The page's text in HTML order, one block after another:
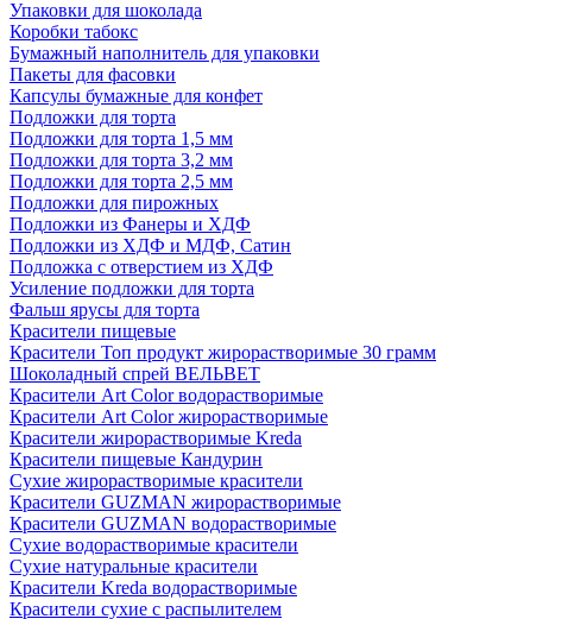
Упаковки для шоколада
Коробки табокс
Бумажный наполнитель для упаковки
Пакеты для фасовки
Капсулы бумажные для конфет
Подложки для торта
Подложки для торта 1,5 мм
Подложки для торта 3,2 мм
Подложки для торта 2,5 мм
Подложки для пирожных
Подложки из Фанеры и ХДФ
Подложки из ХДФ и МДФ, Сатин
Подложка с отверстием из ХДФ
Усиление подложки для торта
Фальш ярусы для торта
Красители пищевые
Красители Топ продукт жирорастворимые 30 грамм
Шоколадный спрей ВЕЛЬВЕТ
Красители Art Color водорастворимые
Красители Art Color жирорастворимые
Красители жирорастворимые Kreda
Красители пищевые Кандурин
Сухие жирорастворимые красители
Красители GUZMAN жирорастворимые
Красители GUZMAN водорастворимые
Сухие водорастворимые красители
Сухие натуральные красители
Красители Kreda водорастворимые
Красители сухие с распылителем